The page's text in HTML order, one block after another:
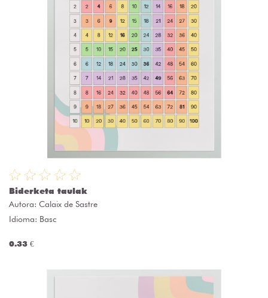
Biderketa taulak
Autora: Calaix de Sastre
Idioma: Basc
0.33 €